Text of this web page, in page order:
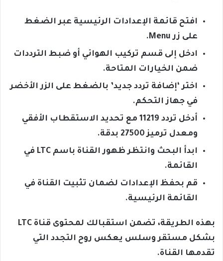
افتح قائمة الإعدادات الرئيسية عبر الضغط
على زر Menu.
ادخل إلى قسم تركيب الهوائي أو ضبط الترددات
ضمن الخيارات المتاحة.
اختر ‘إضافة تردد جديد’ بالضغط على الزر الأخضر
في جهاز التحكم.
أدخل تردد 11219 مع تحديد الاستقطاب الأفقي
ومعدل ترميز 27500 بدقة.
ابدأ البحث وانتظر ظهور القناة باسم LTC في
القائمة.
قم بحفظ الإعدادات لضمان تثبيت القناة في
القائمة الرئيسية.
بهذه الطريقة، تضمن استقبالك لمحتوى قناة LTC
بشكل مستقر وسلس يعكس روح التجدد التي
تقدمها القناة.